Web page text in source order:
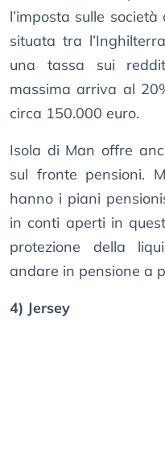
l’imposta sulle società
situata tra
una tassa sui
massima arriva al
circa 150.000 euro.
Isola di Man offre
sul fronte pensioni.
hanno i piani
in conti aperti in
protezione della
andare in pensione a
4) Jersey